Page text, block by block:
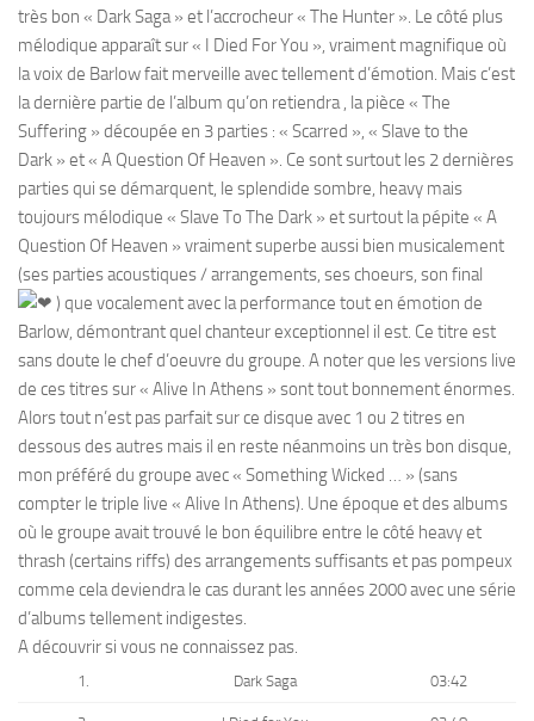
très bon « Dark Saga » et l’accrocheur « The Hunter ». Le côté plus
mélodique apparaît sur « I Died For You », vraiment magnifique où
la voix de Barlow fait merveille avec tellement d’émotion. Mais c’est
la dernière partie de l’album qu’on retiendra , la pièce « The
Suffering » découpée en 3 parties : « Scarred », « Slave to the
Dark » et « A Question Of Heaven ». Ce sont surtout les 2 dernières
parties qui se démarquent, le splendide sombre, heavy mais
toujours mélodique « Slave To The Dark » et surtout la pépite « A
Question Of Heaven » vraiment superbe aussi bien musicalement
(ses parties acoustiques / arrangements, ses choeurs, son final
) que vocalement avec la performance tout en émotion de
Barlow, démontrant quel chanteur exceptionnel il est. Ce titre est
sans doute le chef d’oeuvre du groupe. A noter que les versions live
de ces titres sur « Alive In Athens » sont tout bonnement énormes.
Alors tout n’est pas parfait sur ce disque avec 1 ou 2 titres en
dessous des autres mais il en reste néanmoins un très bon disque,
mon préféré du groupe avec « Something Wicked … » (sans
compter le triple live « Alive In Athens). Une époque et des albums
où le groupe avait trouvé le bon équilibre entre le côté heavy et
thrash (certains riffs) des arrangements suffisants et pas pompeux
comme cela deviendra le cas durant les années 2000 avec une série
d’albums tellement indigestes.
A découvrir si vous ne connaissez pas.
1. Dark Saga 03:42